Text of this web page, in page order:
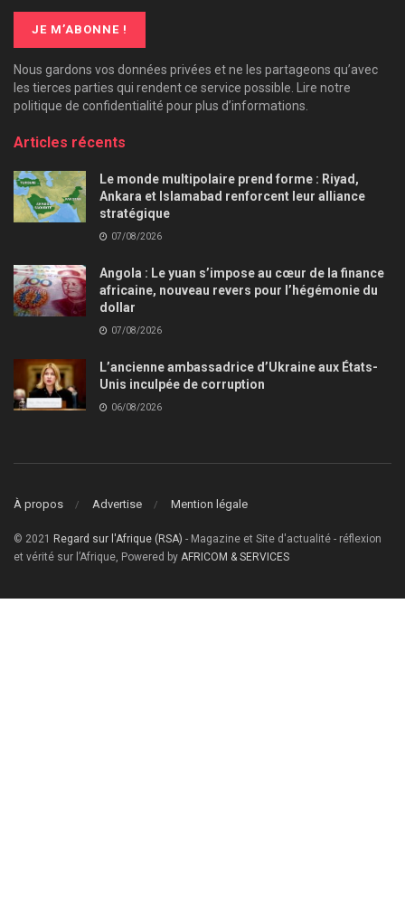
Nous gardons vos données privées et ne les partageons qu’avec
les tierces parties qui rendent ce service possible. Lire notre
politique de confidentialité pour plus d’informations.
Articles récents
Le monde multipolaire prend forme : Riyad,
Ankara et Islamabad renforcent leur alliance
stratégique
07/08/2026
Angola : Le yuan s’impose au cœur de la finance
africaine, nouveau revers pour l’hégémonie du
dollar
07/08/2026
L’ancienne ambassadrice d’Ukraine aux États-
Unis inculpée de corruption
06/08/2026
À propos Advertise Mention légale
© 2021 Regard sur l'Afrique (RSA) - Magazine et Site d'actualité - réflexion
et vérité sur l’Afrique, Powered by AFRICOM & SERVICES